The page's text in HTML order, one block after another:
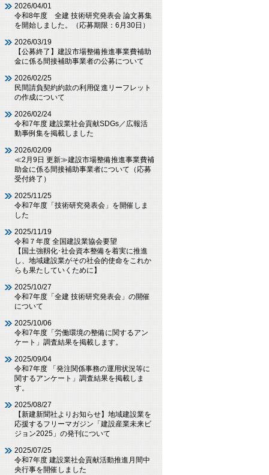
2026/04/01
令和8年度 全建 技術研究発表会 論文募集
を開始しました。（応募期限：6月30日）
2026/03/19
【公募終了】建設市場整備推進事業費補助
金に係る間接補助事業者の公募について
2026/02/25
民間請負契約約款の利用促進リーフレット
の作成について
2026/02/24
令和7年度 建設業社会貢献SDGs／広報活
動事例集を掲載しました
2026/02/09
≪2月9日 更新≫建設市場整備推進事業費補
助金に係る間接補助事業者について（応募
受付終了）
2025/11/25
令和7年度「技術研究発表会」を開催しま
した
2025/11/19
令和７年度 全国建設業協会要望
【国土強靱化･社会資本整備を着実に推進
し、地域建設業がその社会的使命をこれか
らも果たしていくために】
2025/10/27
令和7年度「全建 技術研究発表会」の開催
について
2025/10/06
令和7年度「労働環境の整備に関するアン
ケート」調査結果を掲載します。
2025/09/04
令和7年度 「発注関係事務の運用状況等に
関するアンケート」調査結果を掲載しま
す。
2025/08/27
【新建新聞社よりお知らせ】地域建設業を
応援するフリーマガジン「建設産業未来ビ
ジョン2025」の発刊について
2025/07/25
令和7年度 建設業社会貢献活動推進月間中
央行事を開催しました